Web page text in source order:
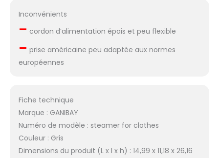
Inconvénients
– cordon d’alimentation épais et peu flexible
– prise américaine peu adaptée aux normes
européennes
Fiche technique
Marque : GANIBAY
Numéro de modèle : steamer for clothes
Couleur : Gris
Dimensions du produit (L x l x h) : 14,99 x 11,18 x 26,16